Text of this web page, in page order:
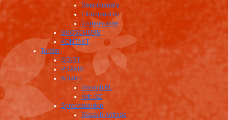
Deepimagery
Ethnomedizin
Craniosuisse
BROSCHÜRE
KONTAKT
Termin
START
PRAXIS
Anfahrt
Sissach BL
Arth SZ
Sprechstunden
Sissach Anfrage